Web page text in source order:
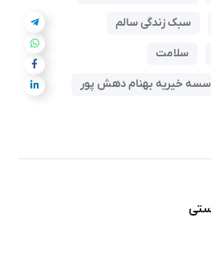
سبک زندگی سالم
سلامت
خیریه بهنام دهش پور